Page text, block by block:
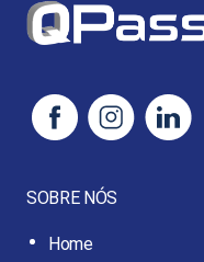
SOBRE NÓS
Home